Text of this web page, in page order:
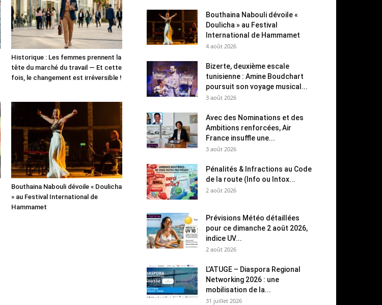
Historique : Les femmes prennent la
tête du marché du travail — Et cette
fois, le changement est irréversible !
Bouthaina Nabouli dévoile « Doulicha
» au Festival International de
Hammamet
Bouthaina Nabouli dévoile «
Doulicha » au Festival
International de Hammamet
4 août 2026
Bizerte, deuxième escale
tunisienne : Amine Boudchart
poursuit son voyage musical...
3 août 2026
Avec des Nominations et des
Ambitions renforcées, Air
France insuffle une...
3 août 2026
Pénalités & Infractions au Code
de la route (Info ou Intox...
2 août 2026
Prévisions Météo détaillées
pour ce dimanche 2 août 2026,
indice UV...
2 août 2026
L’ATUGE – Diaspora Regional
Networking 2026 : une
mobilisation de la...
31 juillet 2026